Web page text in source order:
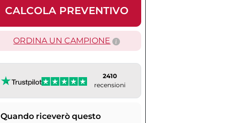
CALCOLA PREVENTIVO
ORDINA UN CAMPIONE
2410
recensioni
Quando riceverò questo